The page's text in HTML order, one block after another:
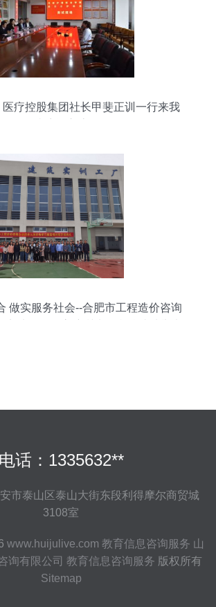
医疗控股集团社长甲斐正训一行来我
做实服务社会--合肥市工程造价咨询
电话：1335632**
市泰山区泰山大街东段利得摩尔商贸城
3108室
www.huijulive.com 教育信息咨询服务 山
询有限公司 教育信息咨询服务 版权所有
Sitemap